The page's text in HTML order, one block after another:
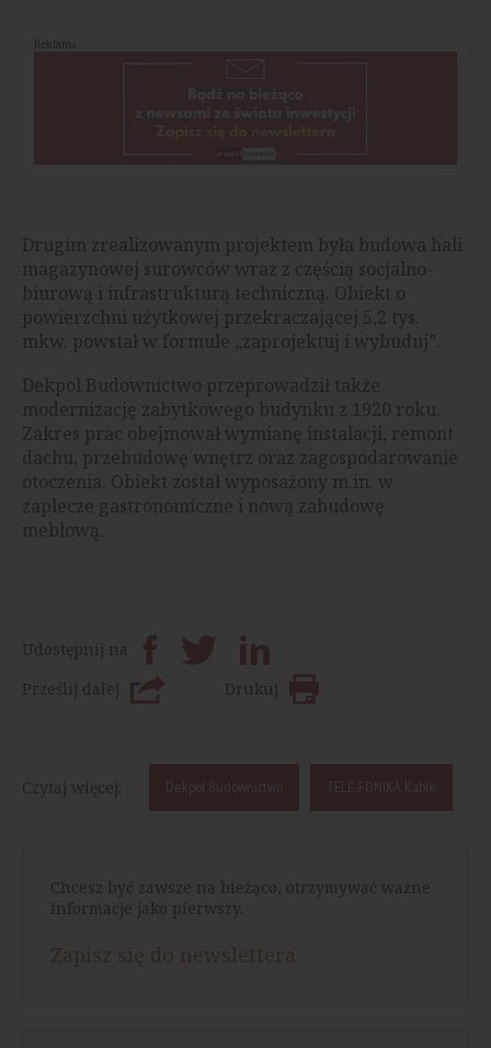
Reklama
Drugim zrealizowanym projektem była budowa hali
magazynowej surowców wraz z częścią socjalno-
biurową i infrastrukturą techniczną. Obiekt o
powierzchni użytkowej przekraczającej 5,2 tys.
mkw. powstał w formule „zaprojektuj i wybuduj”.
Dekpol Budownictwo przeprowadził także
modernizację zabytkowego budynku z 1920 roku.
Zakres prac obejmował wymianę instalacji, remont
dachu, przebudowę wnętrz oraz zagospodarowanie
otoczenia. Obiekt został wyposażony m.in. w
zaplecze gastronomiczne i nową zabudowę
meblową.
Udostępnij na
Prześlij dalej
Drukuj
Czytaj więcej: Dekpol Budownictwo TELE-FONIKA Kable
Chcesz być zawsze na bieżąco, otrzymywać ważne
informacje jako pierwszy.